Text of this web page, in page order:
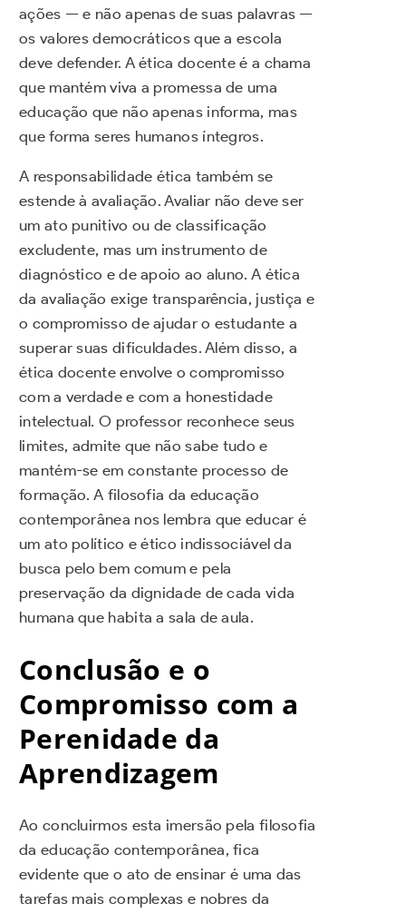
ações — e não apenas de suas palavras —
os valores democráticos que a escola
deve defender. A ética docente é a chama
que mantém viva a promessa de uma
educação que não apenas informa, mas
que forma seres humanos íntegros.
A responsabilidade ética também se
estende à avaliação. Avaliar não deve ser
um ato punitivo ou de classificação
excludente, mas um instrumento de
diagnóstico e de apoio ao aluno. A ética
da avaliação exige transparência, justiça e
o compromisso de ajudar o estudante a
superar suas dificuldades. Além disso, a
ética docente envolve o compromisso
com a verdade e com a honestidade
intelectual. O professor reconhece seus
limites, admite que não sabe tudo e
mantém-se em constante processo de
formação. A filosofia da educação
contemporânea nos lembra que educar é
um ato político e ético indissociável da
busca pelo bem comum e pela
preservação da dignidade de cada vida
humana que habita a sala de aula.
Conclusão e o
Compromisso com a
Perenidade da
Aprendizagem
Ao concluirmos esta imersão pela filosofia
da educação contemporânea, fica
evidente que o ato de ensinar é uma das
tarefas mais complexas e nobres da